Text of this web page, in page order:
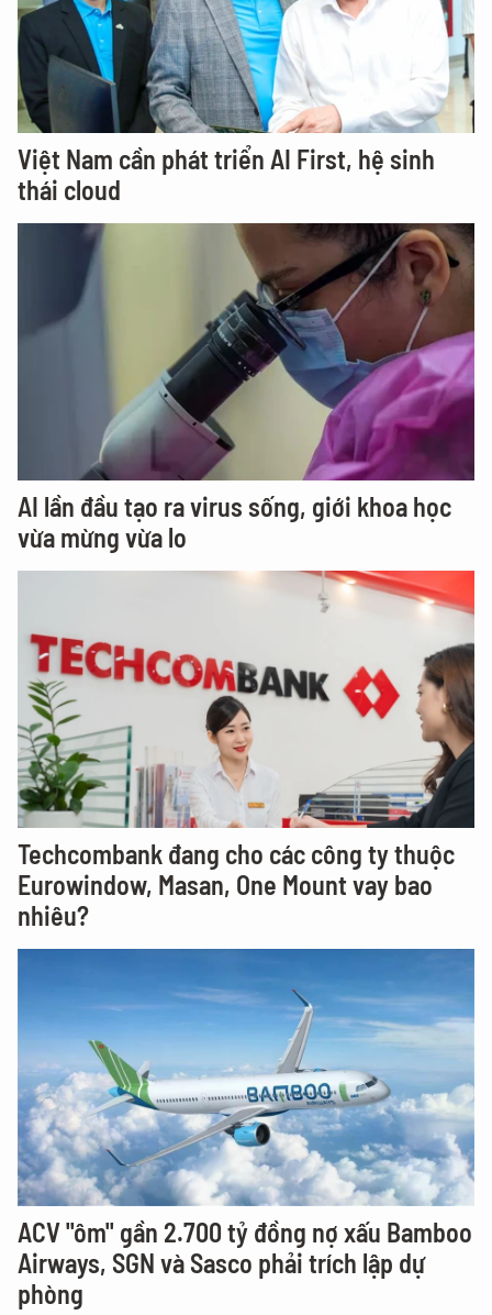
Việt Nam cần phát triển AI First, hệ sinh
thái cloud
AI lần đầu tạo ra virus sống, giới khoa học
vừa mừng vừa lo
Techcombank đang cho các công ty thuộc
Eurowindow, Masan, One Mount vay bao
nhiêu?
ACV "ôm" gần 2.700 tỷ đồng nợ xấu Bamboo
Airways, SGN và Sasco phải trích lập dự
phòng